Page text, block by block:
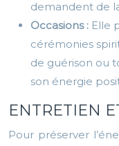
demandent de
Occasions : Elle
cérémonies
de guérison ou
son énergie
ENTRETIEN
Pour préserver